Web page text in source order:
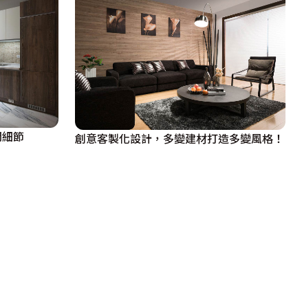
節 創意客製化設計，多變建材打造多變風格！